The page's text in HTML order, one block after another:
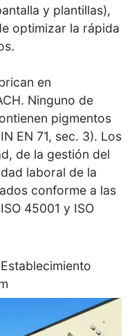
y plantillas),
optimizar la rápida
en
Ninguno de
pigmentos
EN 71, sec. 3). Los
de la gestión del
laboral de la
conforme a las
45001 y ISO